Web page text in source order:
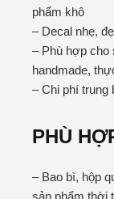
phẩm khô
– Decal nhẹ,
– Phù hợp cho
handmade,
– Chi phí trung
PHÙ
– Bao bì, hộp
sản phẩm thời